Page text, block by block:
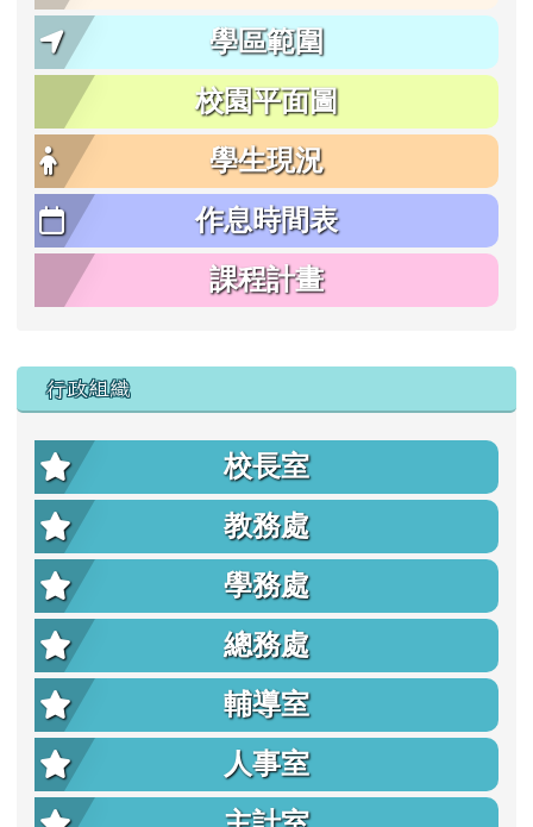
學區範圍
校園平面圖
學生現況
作息時間表
課程計畫
行政組織
校長室
教務處
學務處
總務處
輔導室
人事室